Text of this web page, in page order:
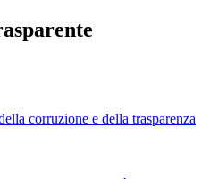
corruzione e della trasparenza